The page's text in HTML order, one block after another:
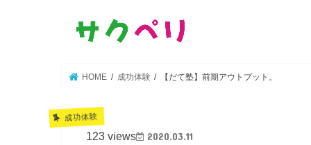
HOME 成功体験 【だて塾】前期アウトプット。
成功体験
123 views 2020.03.11